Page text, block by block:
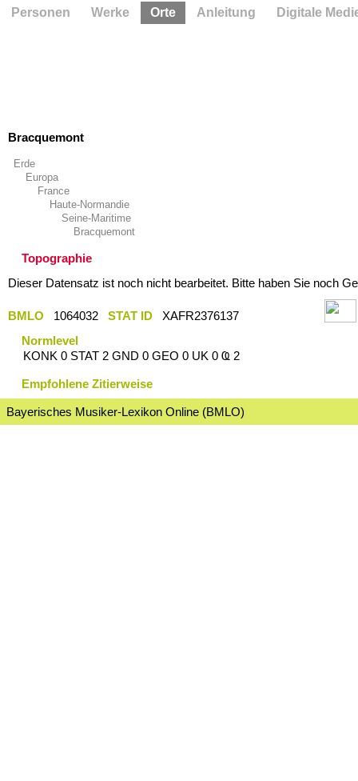
Bracquemont
Erde
Europa
France
Haute-Normandie
Seine-Maritime
Bracquemont
Topographie
Dieser Datensatz ist noch nicht bearbeitet. Bitte haben Sie noch
BMLO 1064032 STAT ID
XAFR2376137
Normlevel
KONK 0 STAT 2 GND 0 GEO 0 UK 0 Ҩ 2
Empfohlene Zitierweise
Bayerisches Musiker-Lexikon Online (BMLO)
Personen Werke Orte Anleitung Digitale